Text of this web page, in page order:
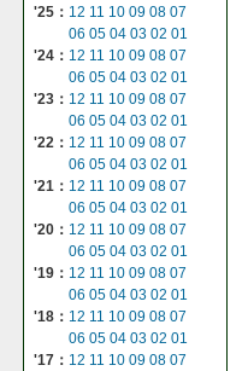
'25： 12 11 10 09 08 07
06 05 04 03 02 01
'24： 12 11 10 09 08 07
06 05 04 03 02 01
'23： 12 11 10 09 08 07
06 05 04 03 02 01
'22： 12 11 10 09 08 07
06 05 04 03 02 01
'21： 12 11 10 09 08 07
06 05 04 03 02 01
'20： 12 11 10 09 08 07
06 05 04 03 02 01
'19： 12 11 10 09 08 07
06 05 04 03 02 01
'18： 12 11 10 09 08 07
06 05 04 03 02 01
'17： 12 11 10 09 08 07